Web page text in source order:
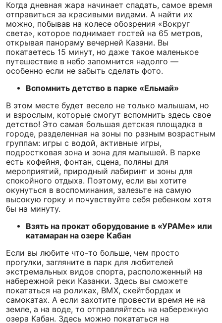
Когда дневная жара начинает спадать, самое время
отправиться за красивыми видами. А найти их
можно, побывав на колесе обозрения «Вокруг
света», которое поднимает гостей на 65 метров,
открывая панораму вечерней Казани. Вы
покатаетесь 15 минут, но даже такое маленькое
путешествие в небо запомнится надолго —
особенно если не забыть сделать фото.
Вспомнить детство в парке «Ельмай»
В этом месте будет весело не только малышам, но
и взрослым, которые смогут вспомнить здесь свое
детство! Это самая большая детская площадка в
городе, разделенная на зоны по разным возрастным
группам: игры с водой, активные игры,
подростковая зона и зона для малышей. В парке
есть кофейня, фонтан, сцена, поляны для
мероприятий, природный лабиринт и зоны для
спокойного отдыха. Поэтому, если вы хотите
окунуться в воспоминания, залезьте на самую
высокую горку и почувствуйте себя ребенком хотя
бы на минуту.
Взять на прокат оборудование в «УРАМе» или
катамаран на озере Кабан
Если вы любите что-то больше, чем просто
прогулки, загляните в парк для любителей
экстремальных видов спорта, расположенный на
набережной реки Казанки. Здесь вы сможете
покататься на роликах, BMX, скейтбордах и
самокатах. А если захотите провести время не на
земле, а на воде, то отправляйтесь на набережную
озера Кабан. Здесь можно покататься на